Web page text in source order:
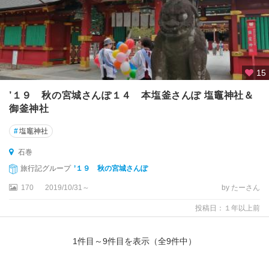
15
’１９ 秋の宮城さんぽ１４ 本塩釜さんぽ 塩竈神社＆
御釜神社
#塩竈神社
石巻
旅行記グループ ’１９ 秋の宮城さんぽ
170 2019/10/31～ by たーさん
投稿日：１年以上前
1件目～9件目を表示（全9件中）